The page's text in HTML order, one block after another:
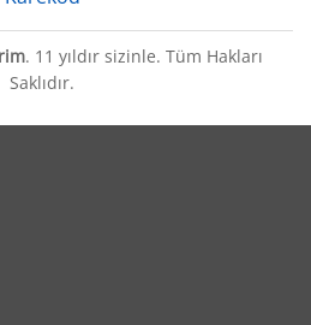
. 11 yıldır sizinle. Tüm Hakları
Saklıdır.